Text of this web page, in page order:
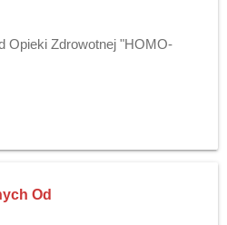
Opieki Zdrowotnej "HOMO-
Od